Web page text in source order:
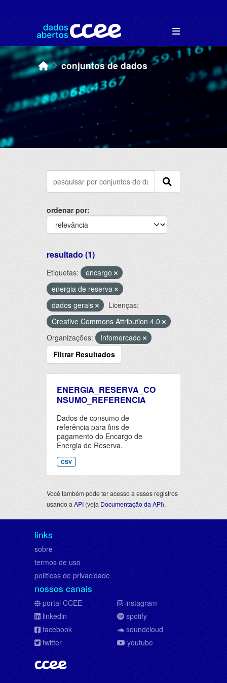
conjuntos de dados
ordenar por
resultado (1)
Etiquetas:
encargo
energia de reserva
dados gerais
Licenças:
Creative Commons Attribution 4.0
Organizações:
Infomercado
Filtrar Resultados
ENERGIA_RESERVA_CO
NSUMO_REFERENCIA
Dados de consumo de
referência para fins de
pagamento do Encargo de
Energia de Reserva.
CSV
Você também pode ter acesso a esses registros
usando a API (veja Documentação da API).
links
sobre
termos de uso
políticas de privacidade
nossos canais
portal CCEE
linkedin
facebook
twitter
instagram
spotify
soundcloud
youtube